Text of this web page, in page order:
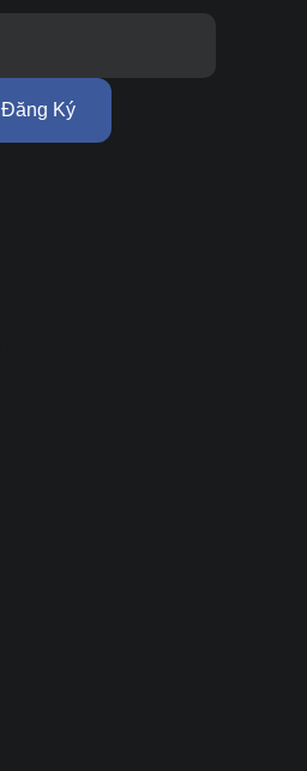
Đăng Ký